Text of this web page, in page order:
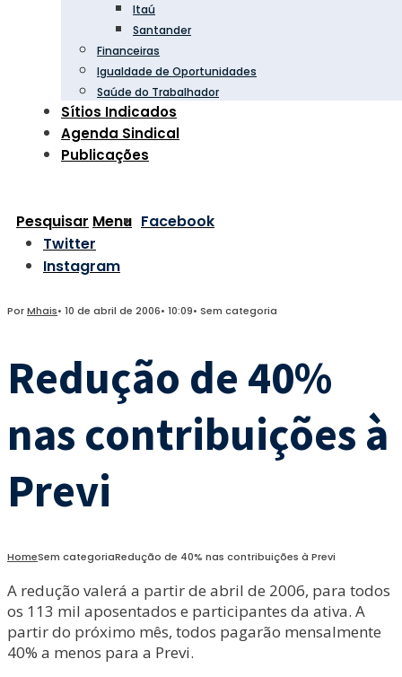
Itaú
Santander
Financeiras
Igualdade de Oportunidades
Saúde do Trabalhador
Sítios Indicados
Agenda Sindical
Publicações
Pesquisar Menu Facebook
Twitter
Instagram
PorMhais• 10 de abril de 2006• 10:09• Sem categoria
Redução de 40%
nas contribuições à
Previ
HomeSem categoriaRedução de 40% nas contribuições à Previ
A redução valerá a partir de abril de 2006, para todos
os 113 mil aposentados e participantes da ativa. A
partir do próximo mês, todos pagarão mensalmente
40% a menos para a Previ.